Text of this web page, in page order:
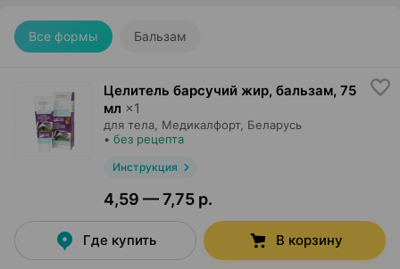
Все формы Бальзам
Целитель барсучий жир, бальзам, 75
мл ×1
для тела, Медикалфорт, Беларусь
• без рецепта
Инструкция
4,59 — 7,75 р.
Где купить В корзину